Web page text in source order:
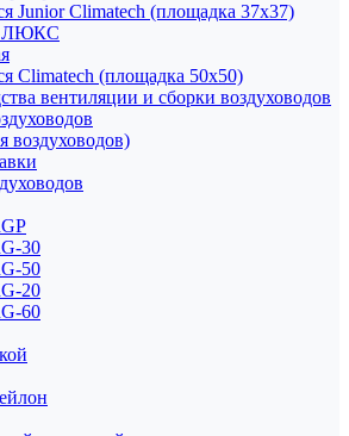
Climatech (площадка 37х37)
ЛЮКС
Climatech (площадка 50х50)
вентиляции и сборки воздуховодов
30
50
20
60